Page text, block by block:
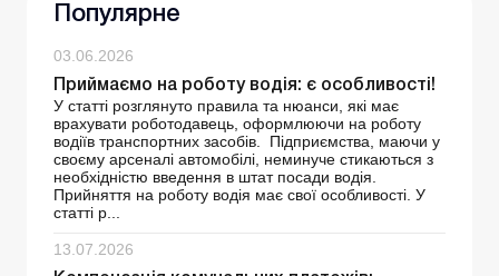
Популярне
03.06.2026
Приймаємо на роботу водія: є особливості!
У статті розглянуто правила та нюанси, які має
врахувати роботодавець, оформлюючи на роботу
водіїв транспортних засобів. Підприємства, маючи у
своєму арсеналі автомобілі, неминуче стикаються з
необхідністю введення в штат посади водія.
Прийняття на роботу водія має свої особливості. У
статті р...
13.07.2026